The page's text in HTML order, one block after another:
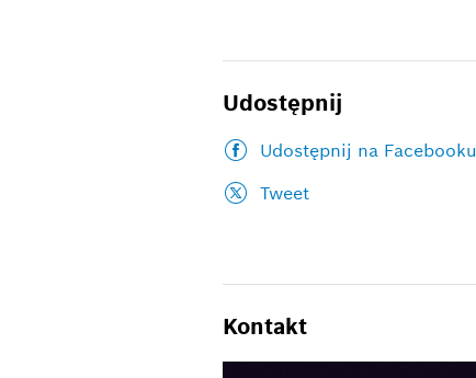
Udostępnij
Udostępnij na Facebooku
Tweet
Kontakt